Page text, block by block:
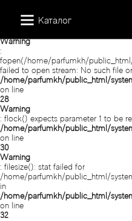
Warning
:
fopen(/home/parfumkh/
failed to open stream: No such file
/home/parfumkh/public_html/
on line
28
Warning
: flock() expects parameter 1 to be
/home/parfumkh/public_html/
on line
30
Warning
: filesize(): stat failed for
/home/parfumkh/public_html/
in
/home/parfumkh/public_html/
on line
32
Каталог
12 Parfumeurs Francais
19-69
42° by Beauty More
Abercrombie Fitch
Про нас
Вiдгуки
Умови
Aкції
Мій аккаунт
Історія замовлень